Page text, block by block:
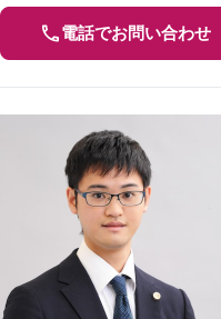
電話でお問い合わせ